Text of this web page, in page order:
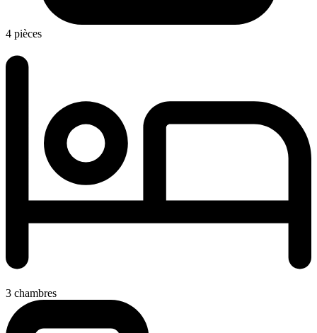
4 pièces
3 chambres